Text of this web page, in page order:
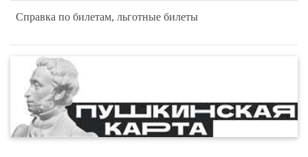
Справка по билетам, льготные билеты